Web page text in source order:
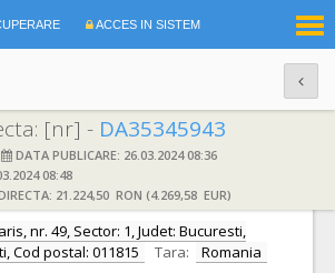
ACCES IN SISTEM
[nr] - DA35345943
DATA PUBLICARE: 26.03.2024 08:36
08:48
21.224,50 RON (4.269,58 EUR)
OFERTANT
S.R.L. CIF: 8936885
nr. 49, Sector: 1, Judet: Bucuresti,
Cod postal: 011815
Tara:
Romania